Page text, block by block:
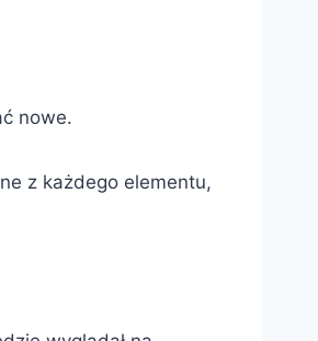
nowe.
z każdego elementu,